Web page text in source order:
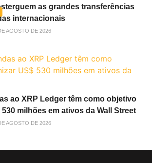
as grandes transferências
internacionais
AGOSTO DE 2026
ao XRP Ledger têm como objetivo
milhões em ativos da Wall Street
AGOSTO DE 2026